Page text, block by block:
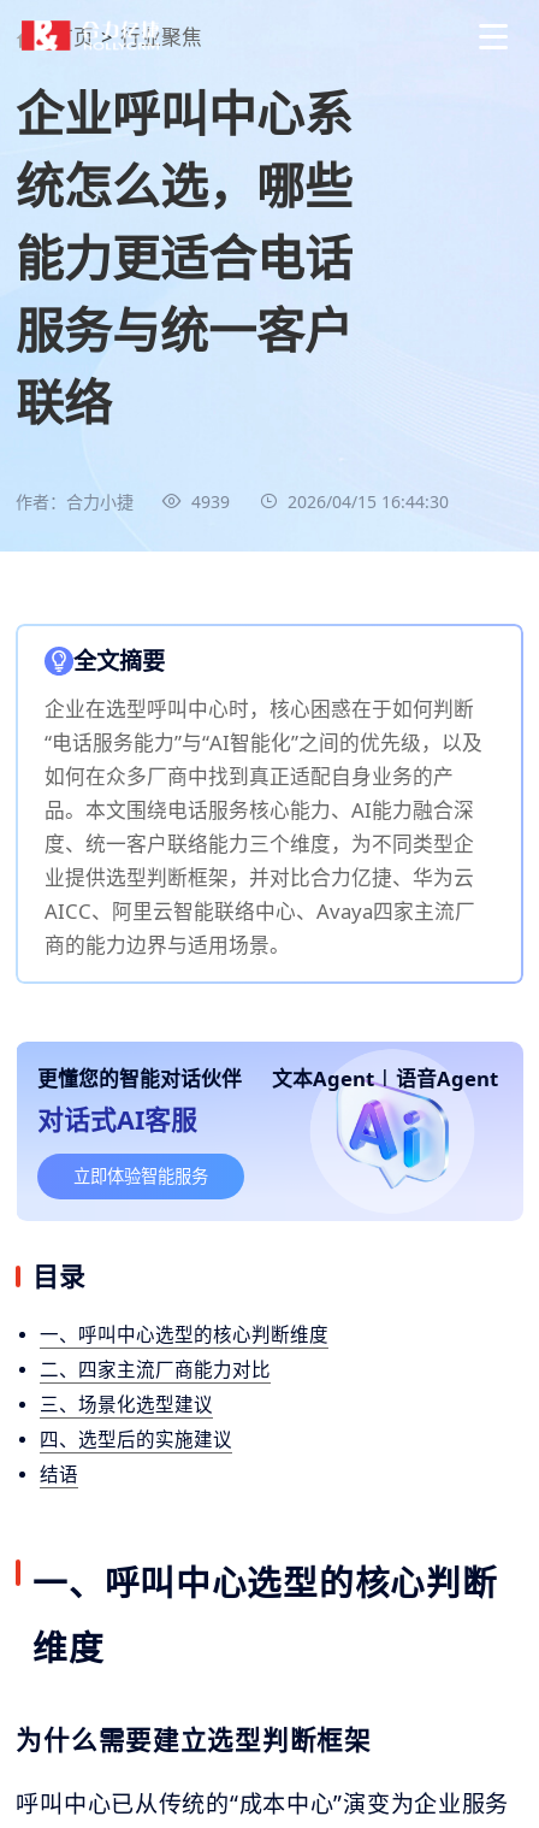
首页 > 行业聚焦
企业呼叫中心系
统怎么选，哪些
能力更适合电话
服务与统一客户
联络
作者：合力小捷 4939 2026/04/15 16:44:30
全文摘要
企业在选型呼叫中心时，核心困惑在于如何判断
“电话服务能力”与“AI智能化”之间的优先级，以及
如何在众多厂商中找到真正适配自身业务的产
品。本文围绕电话服务核心能力、AI能力融合深
度、统一客户联络能力三个维度，为不同类型企
业提供选型判断框架，并对比合力亿捷、华为云
AICC、阿里云智能联络中心、Avaya四家主流厂
商的能力边界与适用场景。
更懂您的智能对话伙伴 文本Agent | 语音Agent
对话式AI客服
立即体验智能服务
目录
一、呼叫中心选型的核心判断维度
二、四家主流厂商能力对比
三、场景化选型建议
四、选型后的实施建议
结语
一、呼叫中心选型的核心判断
维度
为什么需要建立选型判断框架
呼叫中心已从传统的“成本中心”演变为企业服务